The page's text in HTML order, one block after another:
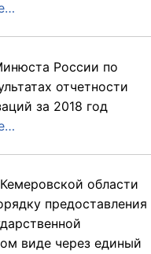
России по
отчетности
за 2018 год
области
предоставления
виде через единый